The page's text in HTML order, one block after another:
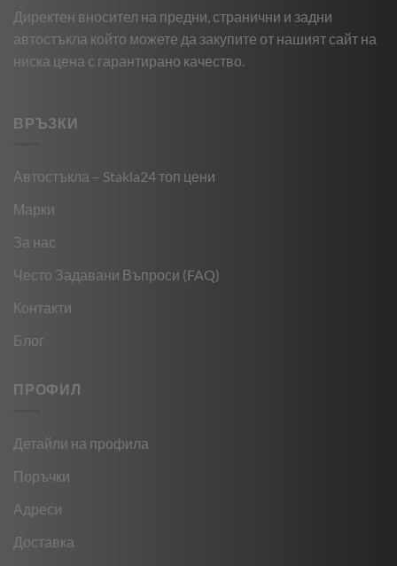
Директен вносител на предни, странични и задни
автостъкла който можете да закупите от нашият сайт на
ниска цена с гарантирано качество.
ВРЪЗКИ
Автостъкла – Stakla24 топ цени
Марки
За нас
Често Задавани Въпроси (FAQ)
Контакти
Блог
ПРОФИЛ
Детайли на профила
Поръчки
Адреси
Доставка